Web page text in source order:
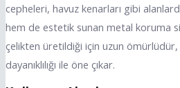
cepheleri, havuz kenarları gibi
hem de estetik sunan metal koruma
çelikten üretildiği için uzun
dayanıklılığı ile öne çıkar.